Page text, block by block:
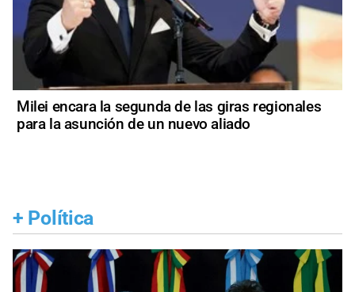
Milei encara la segunda de las giras regionales
para la asunción de un nuevo aliado
+ Política